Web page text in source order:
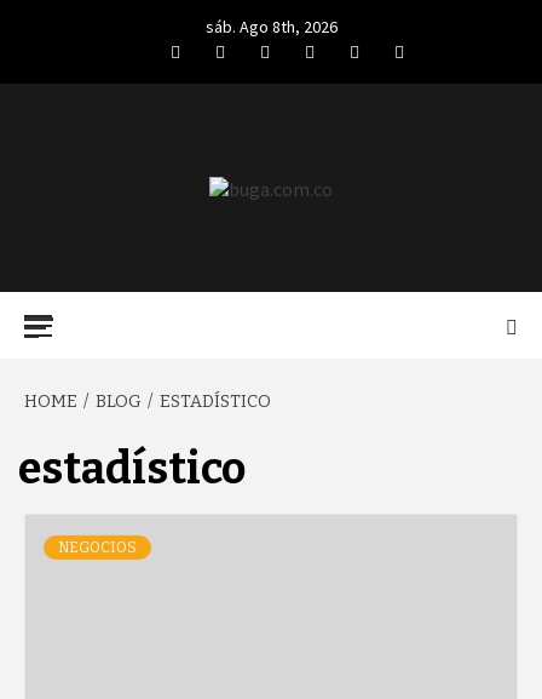
sáb. Ago 8th, 2026
FacebookTwitterLinkedIn
VK YouTubeInstagram
HOME BLOG ESTADÍSTICO
estadístico
NEGOCIOS